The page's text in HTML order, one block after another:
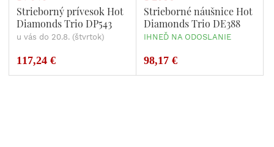
Strieborný prívesok Hot
Diamonds Trio DP543
u vás do 20.8. (štvrtok)
117,24 €
Strieborné náušnice Hot
Diamonds Trio DE388
IHNEĎ NA ODOSLANIE
98,17 €